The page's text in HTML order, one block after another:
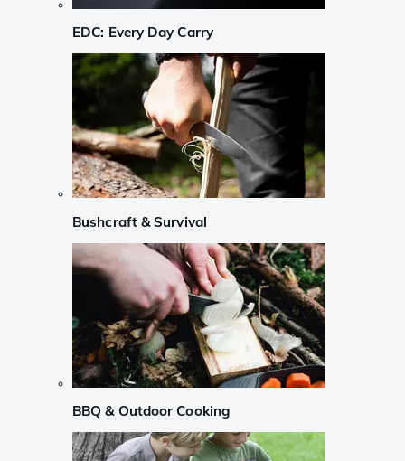
EDC: Every Day Carry
Bushcraft & Survival
BBQ & Outdoor Cooking